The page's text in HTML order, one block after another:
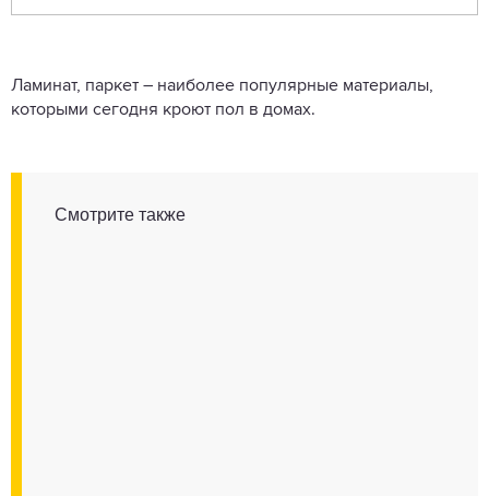
Ламинат, паркет – наиболее популярные материалы,
которыми сегодня кроют пол в домах.
Смотрите также